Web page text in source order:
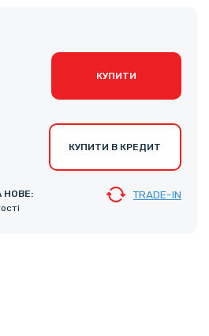
КУПИТИ
КУПИТИ В КРЕДИТ
НОВЕ:
TRADE-IN